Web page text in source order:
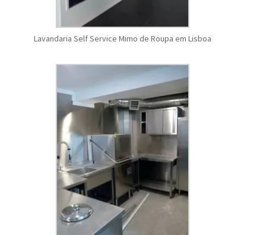
Lavandaria Self Service Mimo de Roupa em Lisboa